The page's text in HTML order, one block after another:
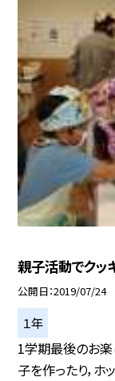
親子活動でクッ
公開日 2019/07/24
１年
1学期最後のお楽
子を作ったり，ホ